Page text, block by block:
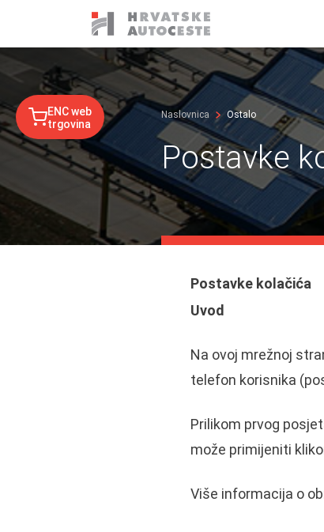
ENC web
trgovina
Naslovnica Ostalo
Postavke
Postavke kolačića
Uvod
Na ovoj mrežnoj
telefon korisnika
Prilikom prvog
može primijeniti
Više informacija o